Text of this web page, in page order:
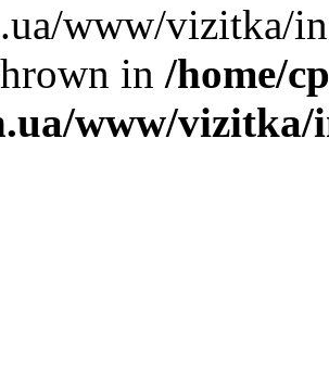
www/vizitka/
in /home/
www/